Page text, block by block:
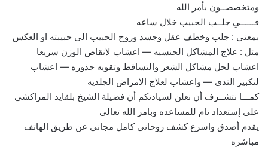
ومتخصصــون بأمر الله
فــــــي جلــب الحبيب خلال ساعه
بمعني : جلب وخطف عقل وجسد وروح الحبيب الى حبيبته او العكس
مثل : علاج المشاكل الجنسيه — اعشاب لانقاص الوزن سريعا
اعشاب لحل مشاكل الشعر والتساقط وتقويه جذوره — اعشاب
لتكبير الثدى — واعشاب لعلاج الامراض الجلديه
كمـــا نتشــرف أن نعلن لسيادتكم أن فضيلة الشيخ بلقايد المراكشي
على إستعداد تام للمساعده وبامر الله تعالى
يقدم أصدق واسرع كشف روحاني كامل مجاني عن طريق الهاتف
مباشره